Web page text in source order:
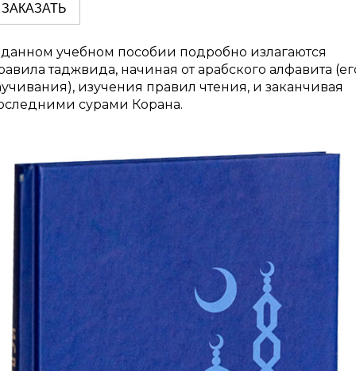
ЗАКАЗАТЬ
учебном пособии подробно излагаются
таджвида, начиная от арабского алфавита
изучения правил чтения, и заканчивая
сурами Корана.